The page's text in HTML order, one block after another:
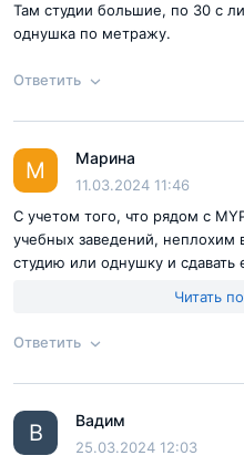
Согласен с
Отправить комментарий
Там студии большие, по 30 с
однушка по метражу.
Ответить
Ответ на отзыв
Согласен справилами
Отправить комментарий
М Марина
11.03.2024 11:46
С учетом того, что рядом с
учебных заведений, неплохим
студию или однушку и
доход будет немаленьким.
Читать
Ответить
Ответ на отзыв
В Вадим
25.03.2024 12:03